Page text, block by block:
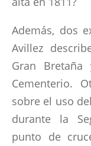
Además, dos
Avillez
Gran
Cementerio.
sobre el uso
durante la
punto de